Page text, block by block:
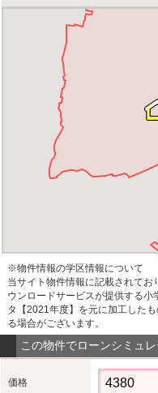
※物件情報の学区情報について
当サイト物件情報に記載されて
ウンロードサービスが提供する
タ【2021年度】を元に加工した
る場合がございます。
この物件でローンシミュ
価格